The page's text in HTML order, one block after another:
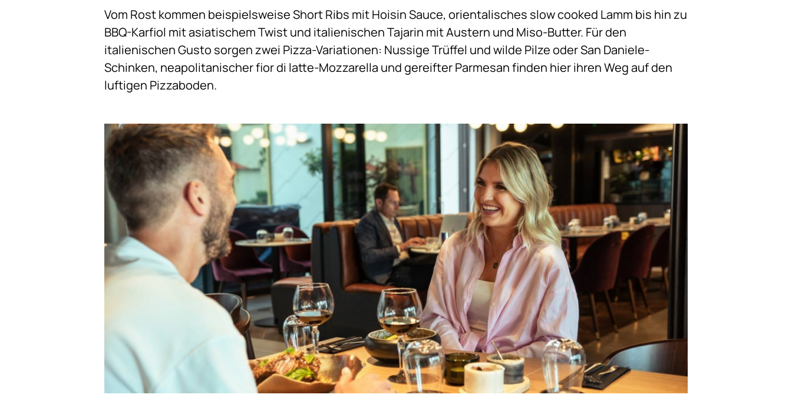
Vom Rost kommen beispielsweise Short Ribs mit Hoisin Sauce, orientalisches slow cooked Lamm bis hin zu
BBQ-Karfiol mit asiatischem Twist und italienischen Tajarin mit Austern und Miso-Butter. Für den
italienischen Gusto sorgen zwei Pizza-Variationen: Nussige Trüffel und wilde Pilze oder San Daniele-
Schinken, neapolitanischer fior di latte-Mozzarella und gereifter Parmesan finden hier ihren Weg auf den
luftigen Pizzaboden.